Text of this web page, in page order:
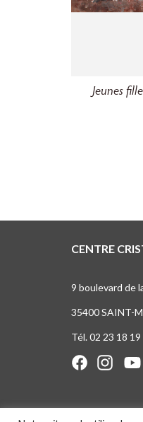
Jeunes
CENTRE
9 boulevard de
35400 SAINT-
Tél. 02 23 18 19